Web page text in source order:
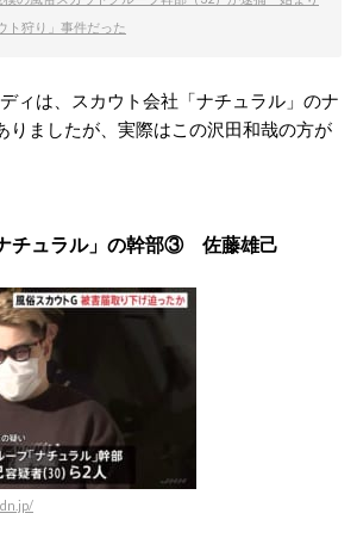
ト狩り」事件だった
ィは、スカウト会社「ナチュラル」のナ
りましたが、実際はこの沢田和哉の方が
チュラル」の幹部③ 佐藤雄己